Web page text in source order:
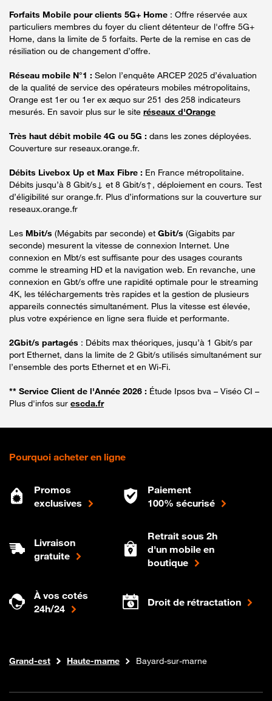
Forfaits Mobile pour clients 5G+ Home : Offre réservée aux
particuliers membres du foyer du client détenteur de l'offre 5G+
Home, dans la limite de 5 forfaits. Perte de la remise en cas de
résiliation ou de changement d’offre.
Réseau mobile N°1 : Selon l’enquête ARCEP 2025 d’évaluation
de la qualité de service des opérateurs mobiles métropolitains,
Orange est 1er ou 1er ex æquo sur 251 des 258 indicateurs
mesurés. En savoir plus sur le site réseaux d'Orange
Très haut débit mobile 4G ou 5G : dans les zones déployées.
Couverture sur reseaux.orange.fr.
Débits Livebox Up et Max Fibre : En France métropolitaine.
Débits jusqu’à 8 Gbit/s↓ et 8 Gbit/s↑, déploiement en cours. Test
d’éligibilité sur orange.fr. Plus d’informations sur la couverture sur
reseaux.orange.fr
Les Mbit/s (Mégabits par seconde) et Gbit/s (Gigabits par
seconde) mesurent la vitesse de connexion Internet. Une
connexion en Mbt/s est suffisante pour des usages courants
comme le streaming HD et la navigation web. En revanche, une
connexion en Gbt/s offre une rapidité optimale pour le streaming
4K, les téléchargements très rapides et la gestion de plusieurs
appareils connectés simultanément. Plus la vitesse est élevée,
plus votre expérience en ligne sera fluide et performante.
2Gbit/s partagés : Débits max théoriques, jusqu’à 1 Gbit/s par
port Ethernet, dans la limite de 2 Gbit/s utilisés simultanément sur
l’ensemble des ports Ethernet et en Wi-Fi.
** Service Client de l'Année 2026 : Étude Ipsos bva – Viséo CI –
Plus d'infos sur escda.fr
Pourquoi acheter en ligne
Promos
exclusives
Paiement
100% sécurisé
Livraison
gratuite
Retrait sous 2h
d'un mobile en
boutique
À vos cotés
24h/24
Droit de rétractation
Boutique Orange
Internet fibre
Grand-est Haute-marne Bayard-sur-marne